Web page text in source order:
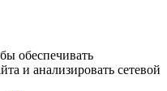
обеспечивать
и анализировать сетевой